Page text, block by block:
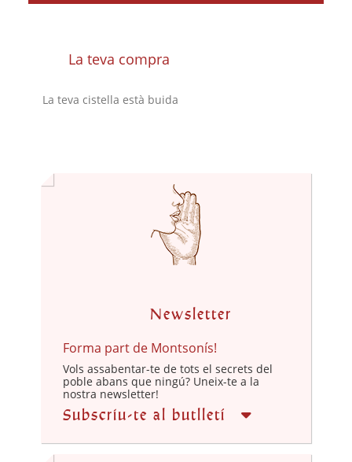
La teva compra
La teva cistella està buida
Newsletter
Forma part de Montsonís!
Vols assabentar-te de tots el secrets del
poble abans que ningú? Uneix-te a la
nostra newsletter!
Subscriu-te al butlletí